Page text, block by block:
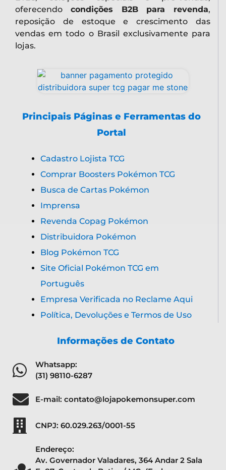
oferecendo condições B2B para revenda,
reposição de estoque e crescimento das
vendas em todo o Brasil exclusivamente para
lojas.
Principais Páginas e Ferramentas do
Portal
Cadastro Lojista TCG
Comprar Boosters Pokémon TCG
Busca de Cartas Pokémon
Imprensa
Revenda Copag Pokémon
Distribuidora Pokémon
Blog Pokémon TCG
Site Oficial Pokémon TCG em
Português
Empresa Verificada no Reclame Aqui
Política, Devoluções e Termos de Uso
Informações de Contato
Whatsapp:
(31) 98110-6287
E-mail: contato@lojapokemonsuper.com
CNPJ: 60.029.263/0001-55
Endereço:
Av. Governador Valadares, 364 Andar 2 Sala